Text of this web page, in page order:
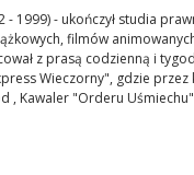
- 1999) - ukończył studia
filmów
z prasą codzienną i
Wieczorny", gdzie
, Kawaler "Orderu